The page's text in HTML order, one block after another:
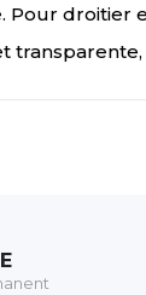
Pour droitier